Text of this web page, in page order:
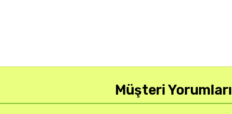
Müşteri Yorumları